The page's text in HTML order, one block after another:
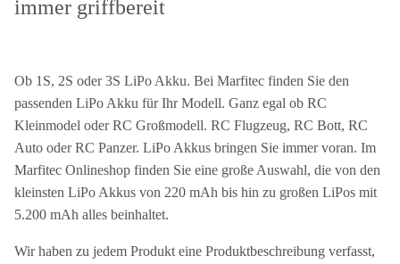
immer griffbereit
Ob 1S, 2S oder 3S LiPo Akku. Bei Marfitec finden Sie den
passenden LiPo Akku für Ihr Modell. Ganz egal ob RC
Kleinmodel oder RC Großmodell. RC Flugzeug, RC Bott, RC
Auto oder RC Panzer. LiPo Akkus bringen Sie immer voran. Im
Marfitec Onlineshop finden Sie eine große Auswahl, die von den
kleinsten LiPo Akkus von 220 mAh bis hin zu großen LiPos mit
5.200 mAh alles beinhaltet.
Wir haben zu jedem Produkt eine Produktbeschreibung verfasst,